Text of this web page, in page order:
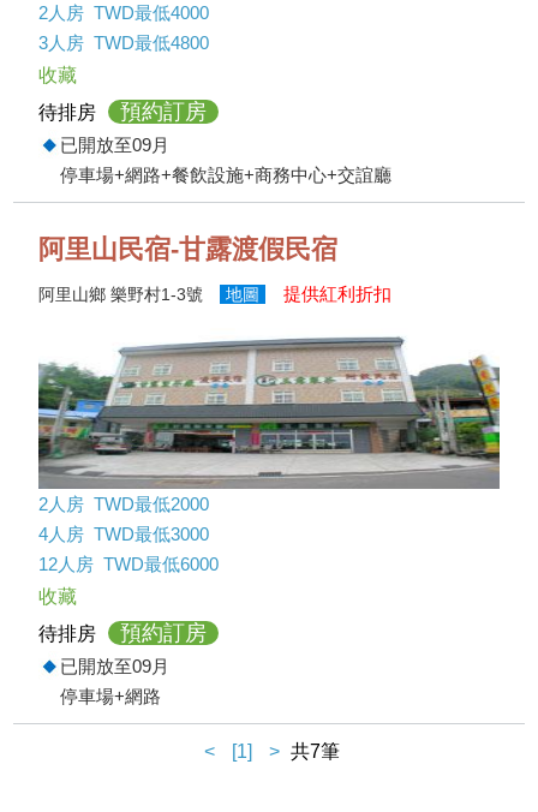
2人房 TWD最低4000
3人房 TWD最低4800
收藏
待排房
預約訂房
已開放至09月
停車場+網路+餐飲設施+商務中心+交誼廳
阿里山民宿-甘露渡假民宿
阿里山鄉 樂野村1-3號 地圖 提供紅利折扣
2人房 TWD最低2000
4人房 TWD最低3000
12人房 TWD最低6000
收藏
待排房
預約訂房
已開放至09月
停車場+網路
< [1] > 共7筆